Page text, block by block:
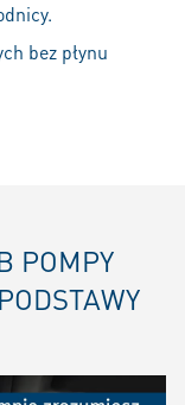
bez płynu
POMPY